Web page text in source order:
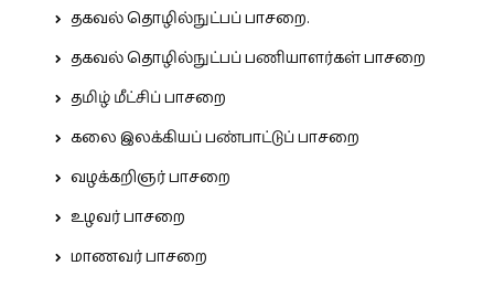
தகவல் தொழில்நுட்பப் பாசறை.
தகவல் தொழில்நுட்பப் பணியாளர்கள் பாசறை
தமிழ் மீட்சிப் பாசறை
கலை இலக்கியப் பண்பாட்டுப் பாசறை
வழக்கறிஞர் பாசறை
உழவர் பாசறை
மாணவர் பாசறை